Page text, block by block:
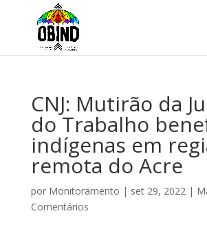
CNJ: Mutirão da
do Trabalho
indígenas em
remota do Acre
por Monitoramento | set 29, 2022|
Comentários